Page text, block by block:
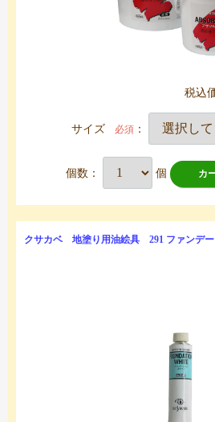
税込
サイズ 必須 ：
個数： 個 カ
クサカベ 地塗り用油絵具 291 ファンデー